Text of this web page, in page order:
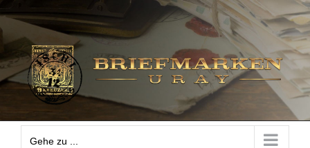
Zum
Inhalt
springen
Gehe zu ...
Gehe zu ...